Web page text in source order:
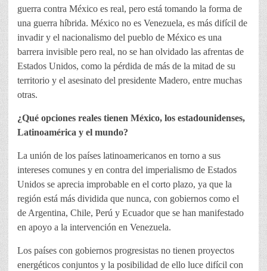
guerra contra México es real, pero está tomando la forma de
una guerra híbrida. México no es Venezuela, es más difícil de
invadir y el nacionalismo del pueblo de México es una
barrera invisible pero real, no se han olvidado las afrentas de
Estados Unidos, como la pérdida de más de la mitad de su
territorio y el asesinato del presidente Madero, entre muchas
otras.
¿Qué opciones reales tienen México, los estadounidenses,
Latinoamérica y el mundo?
La unión de los países latinoamericanos en torno a sus
intereses comunes y en contra del imperialismo de Estados
Unidos se aprecia improbable en el corto plazo, ya que la
región está más dividida que nunca, con gobiernos como el
de Argentina, Chile, Perú y Ecuador que se han manifestado
en apoyo a la intervención en Venezuela.
Los países con gobiernos progresistas no tienen proyectos
energéticos conjuntos y la posibilidad de ello luce difícil con